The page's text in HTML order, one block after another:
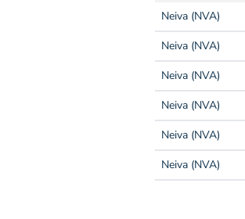
Neiva (NVA)
Neiva (NVA)
Neiva (NVA)
Neiva (NVA)
Neiva (NVA)
Neiva (NVA)